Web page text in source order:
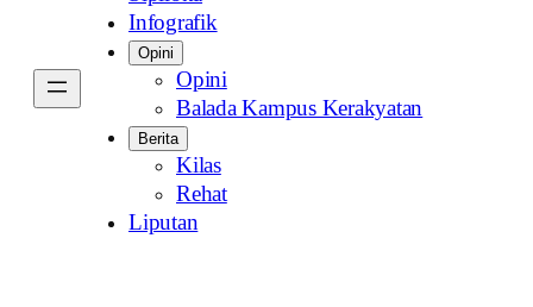
Infografik
Opini
Opini
Balada Kampus Kerakyatan
Berita
Kilas
Rehat
Liputan